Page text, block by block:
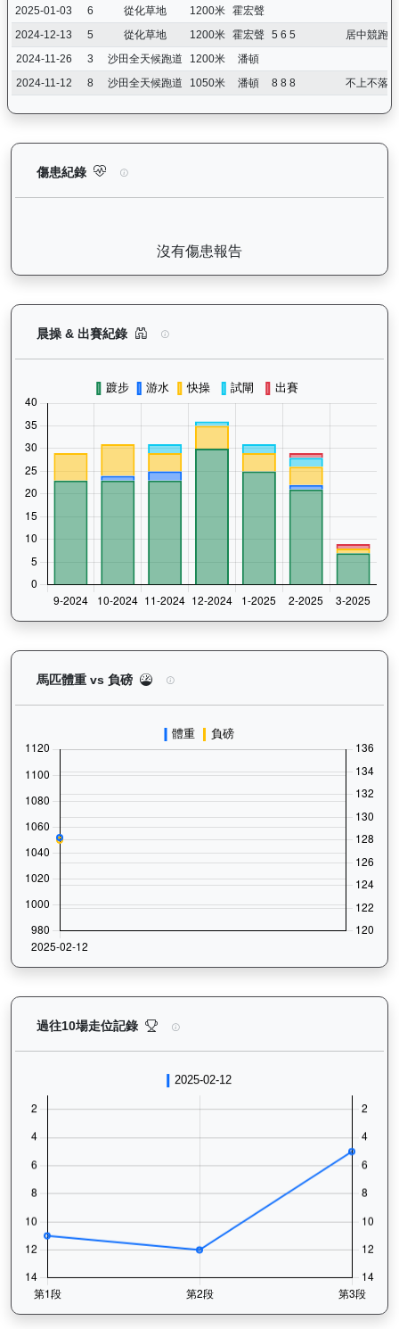
2025-01-03 6 從化草地 1200米 霍宏聲
2024-12-13
5 從化草地 1200米 霍宏聲 5 6 5
居中競跑
2024-11-26
3 沙田全天候跑道 1200米
潘頓
2024-11-12
8 沙田全天候跑道 1050米 潘頓 8 8 8 不上不落
傷患紀錄 譽友駿駒（K022）— 傷患紀錄：查看馬匹完整
沒有傷患報告
晨操 & 出賽紀錄 譽友駿駒（K022）— 晨操及出賽紀錄圖
馬匹體重 vs 負磅 譽友駿駒（K022）— 馬匹體重與負磅
過往10場走位記錄 譽友駿駒（K022）— 過往走位記錄